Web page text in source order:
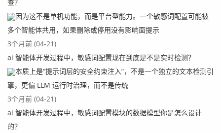
查？
因为这不是单机功能，而是平台型能力。一个敏感词配置可能被
多个智能体共用，如果删除或停用没有影响面提示
3个月前 (04-21)
ai 智能体开发过程中，敏感词配置现在到底是不是实时检测？
本质上是“提示词层的安全约束注入”，不是一个独立的文本检测引
擎，更偏 LLM 运行时治理，而不是传统
3个月前 (04-21)
ai 智能体开发过程中，敏感词配置模块的数据模型你是怎么设计
的？